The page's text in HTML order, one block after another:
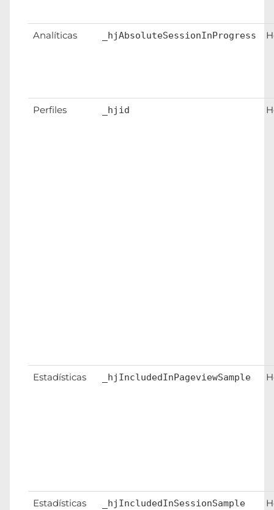
Analíticas _hjAbsoluteSessionInProgress
Perfiles _hjid
Estadísticas _hjIncludedInPageviewSample
Estadísticas _hjIncludedInSessionSample